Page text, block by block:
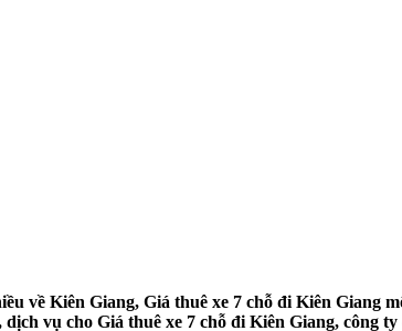
về Kiên Giang, Giá thuê xe 7 chỗ đi Kiên Giang
vụ cho Giá thuê xe 7 chỗ đi Kiên Giang, công